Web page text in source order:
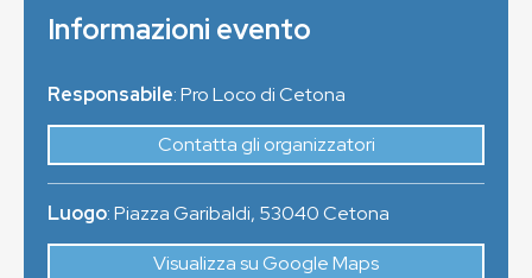
Informazioni evento
Responsabile: Pro Loco di Cetona
Contatta gli organizzatori
Luogo:Piazza Garibaldi, 53040Cetona
Visualizza su Google Maps